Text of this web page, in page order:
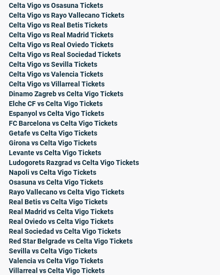
Celta Vigo vs Osasuna Tickets
Celta Vigo vs Rayo Vallecano Tickets
Celta Vigo vs Real Betis Tickets
Celta Vigo vs Real Madrid Tickets
Celta Vigo vs Real Oviedo Tickets
Celta Vigo vs Real Sociedad Tickets
Celta Vigo vs Sevilla Tickets
Celta Vigo vs Valencia Tickets
Celta Vigo vs Villarreal Tickets
Dinamo Zagreb vs Celta Vigo Tickets
Elche CF vs Celta Vigo Tickets
Espanyol vs Celta Vigo Tickets
FC Barcelona vs Celta Vigo Tickets
Getafe vs Celta Vigo Tickets
Girona vs Celta Vigo Tickets
Levante vs Celta Vigo Tickets
Ludogorets Razgrad vs Celta Vigo Tickets
Napoli vs Celta Vigo Tickets
Osasuna vs Celta Vigo Tickets
Rayo Vallecano vs Celta Vigo Tickets
Real Betis vs Celta Vigo Tickets
Real Madrid vs Celta Vigo Tickets
Real Oviedo vs Celta Vigo Tickets
Real Sociedad vs Celta Vigo Tickets
Red Star Belgrade vs Celta Vigo Tickets
Sevilla vs Celta Vigo Tickets
Valencia vs Celta Vigo Tickets
Villarreal vs Celta Vigo Tickets